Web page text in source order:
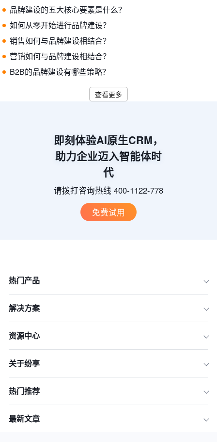
品牌建设的五大核心要素是什么？
如何从零开始进行品牌建设？
销售如何与品牌建设相结合？
营销如何与品牌建设相结合？
B2B的品牌建设有哪些策略？
查看更多
即刻体验AI原生CRM，
助力企业迈入智能体时
代
请拨打咨询热线 400-1122-778
免费试用
热门产品
解决方案
资源中心
关于纷享
热门推荐
最新文章